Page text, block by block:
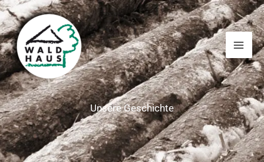
Zum
Inhalt
springen
Unsere Geschichte